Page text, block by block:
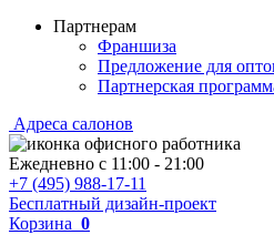
Партнерам
Франшиза
Предложение для
Партнерская
Адреса салонов
Ежедневно с 11:00 - 21:00
+7 (495) 988-17-11
Бесплатный дизайн-проект
Корзина 0